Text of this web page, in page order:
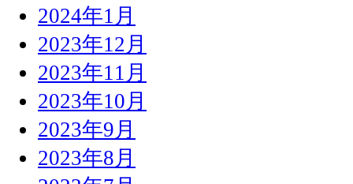
2024年1月
2023年12月
2023年11月
2023年10月
2023年9月
2023年8月